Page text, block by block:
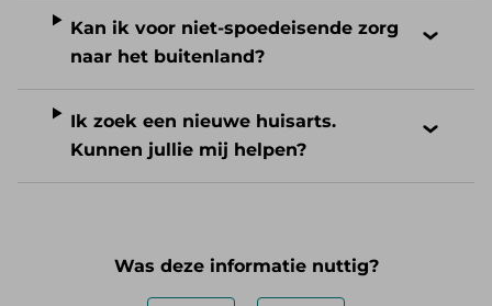
Kan ik voor niet-spoedeisende zorg
naar het buitenland?
Ik zoek een nieuwe huisarts.
Kunnen jullie mij helpen?
Was deze informatie nuttig?